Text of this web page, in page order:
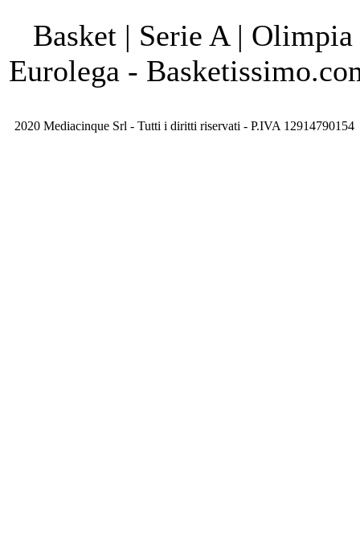
Basket | Serie A |
Eurolega -
2020 Mediacinque Srl - Tutti i diritti riservati - P.IVA 12914790154